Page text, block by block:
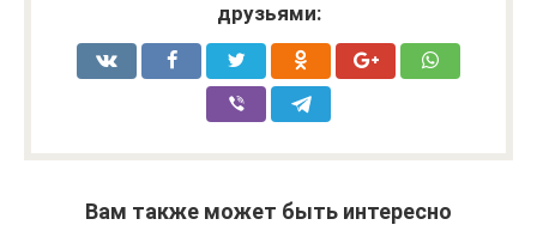
друзьями:
Вам также может быть интересно